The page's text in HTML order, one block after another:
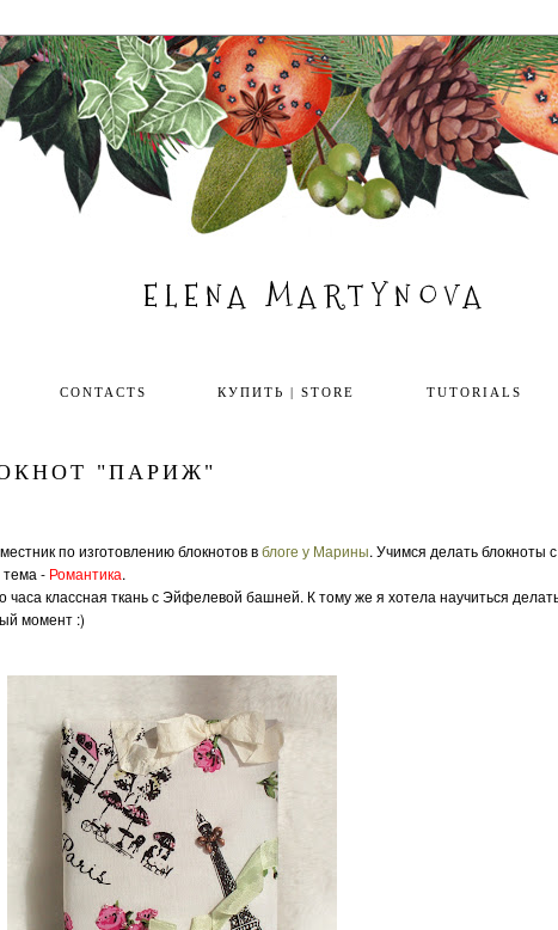
ELENA MARTYNOVA
CONTACTS КУПИТЬ | STORE TUTORIALS
"ПАРИЖ"
по изготовлению блокнотов вблоге у Марины. Учимся делать блокноты
- Романтика.
часа классная ткань с Эйфелевой башней. К тому же я хотела научиться
момент :)